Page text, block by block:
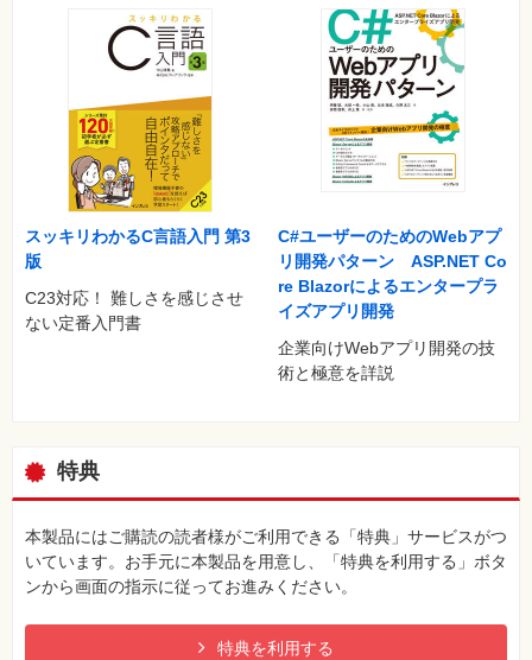
スッキリわかるC言語入門 第3
版
C23対応！ 難しさを感じさせ
ない定番入門書
C#ユーザーのためのWebアプ
リ開発パターン ASP.NET Co
re Blazorによるエンタープラ
イズアプリ開発
企業向けWebアプリ開発の技
術と極意を詳説
特典
本製品にはご購読の読者様がご利用できる「特典」サービスがつ
いています。お手元に本製品を用意し、「特典を利用する」ボタ
ンから画面の指示に従ってお進みください。
特典を利用する